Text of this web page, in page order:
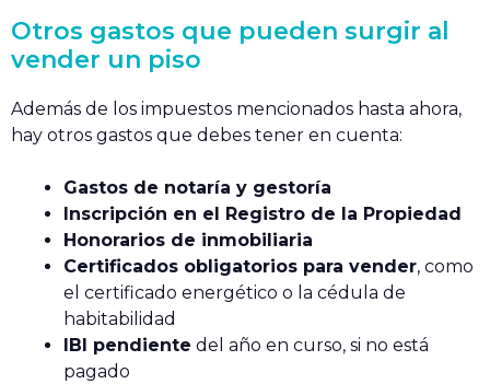
Otros gastos que pueden surgir al
vender un piso
Además de los impuestos mencionados hasta ahora,
hay otros gastos que debes tener en cuenta:
Gastos de notaría y gestoría
Inscripción en el Registro de la Propiedad
Honorarios de inmobiliaria
Certificados obligatorios para vender, como
el certificado energético o la cédula de
habitabilidad
IBI pendiente del año en curso, si no está
pagado